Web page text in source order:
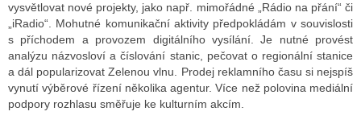
vysvětlovat nové projekty, jako např. mimořádné „Rádio na přání“ či
„iRadio“. Mohutné komunikační aktivity předpokládám v souvislosti
s příchodem a provozem digitálního vysílání. Je nutné provést
analýzu názvosloví a číslování stanic, pečovat o regionální stanice
a dál popularizovat Zelenou vlnu. Prodej reklamního času si nejspíš
vynutí výběrové řízení několika agentur. Více než polovina mediální
podpory rozhlasu směřuje ke kulturním akcím.